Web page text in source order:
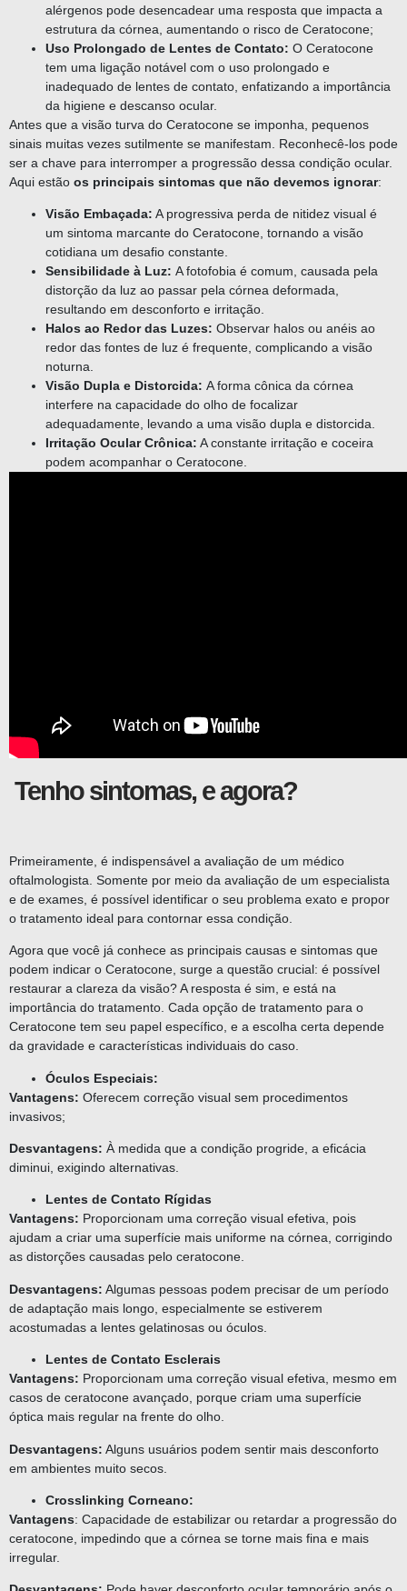
alérgenos pode desencadear uma resposta que impacta a
estrutura da córnea, aumentando o risco de Ceratocone;
Uso Prolongado de Lentes de Contato: O Ceratocone
tem uma ligação notável com o uso prolongado e
inadequado de lentes de contato, enfatizando a importância
da higiene e descanso ocular.
Antes que a visão turva do Ceratocone se imponha, pequenos
sinais muitas vezes sutilmente se manifestam. Reconhecê-los pode
ser a chave para interromper a progressão dessa condição ocular.
Aqui estão os principais sintomas que não devemos ignorar:
Visão Embaçada: A progressiva perda de nitidez visual é
um sintoma marcante do Ceratocone, tornando a visão
cotidiana um desafio constante.
Sensibilidade à Luz: A fotofobia é comum, causada pela
distorção da luz ao passar pela córnea deformada,
resultando em desconforto e irritação.
Halos ao Redor das Luzes: Observar halos ou anéis ao
redor das fontes de luz é frequente, complicando a visão
noturna.
Visão Dupla e Distorcida: A forma cônica da córnea
interfere na capacidade do olho de focalizar
adequadamente, levando a uma visão dupla e distorcida.
Irritação Ocular Crônica: A constante irritação e coceira
podem acompanhar o Ceratocone.
Tenho sintomas, e agora?
Primeiramente, é indispensável a avaliação de um médico
oftalmologista. Somente por meio da avaliação de um especialista
e de exames, é possível identificar o seu problema exato e propor
o tratamento ideal para contornar essa condição.
Agora que você já conhece as principais causas e sintomas que
podem indicar o Ceratocone, surge a questão crucial: é possível
restaurar a clareza da visão? A resposta é sim, e está na
importância do tratamento. Cada opção de tratamento para o
Ceratocone tem seu papel específico, e a escolha certa depende
da gravidade e características individuais do caso.
Óculos Especiais:
Vantagens: Oferecem correção visual sem procedimentos
invasivos;
Desvantagens: À medida que a condição progride, a eficácia
diminui, exigindo alternativas.
Lentes de Contato Rígidas
Vantagens: Proporcionam uma correção visual efetiva, pois
ajudam a criar uma superfície mais uniforme na córnea, corrigindo
as distorções causadas pelo ceratocone.
Desvantagens: Algumas pessoas podem precisar de um período
de adaptação mais longo, especialmente se estiverem
acostumadas a lentes gelatinosas ou óculos.
Lentes de Contato Esclerais
Vantagens: Proporcionam uma correção visual efetiva, mesmo em
casos de ceratocone avançado, porque criam uma superfície
óptica mais regular na frente do olho.
Desvantagens: Alguns usuários podem sentir mais desconforto
em ambientes muito secos.
Crosslinking Corneano:
Vantagens: Capacidade de estabilizar ou retardar a progressão do
ceratocone, impedindo que a córnea se torne mais fina e mais
irregular.